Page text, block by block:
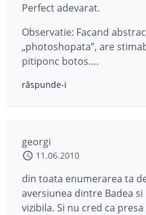
Perfect adevarat.
Observatie: Facand
„photoshopata”, are
pitiponc botos….
răspunde-i
georgi
11.06.2010
din toata enumerarea ta
aversiunea dintre Badea si
vizibila. Si nu cred ca